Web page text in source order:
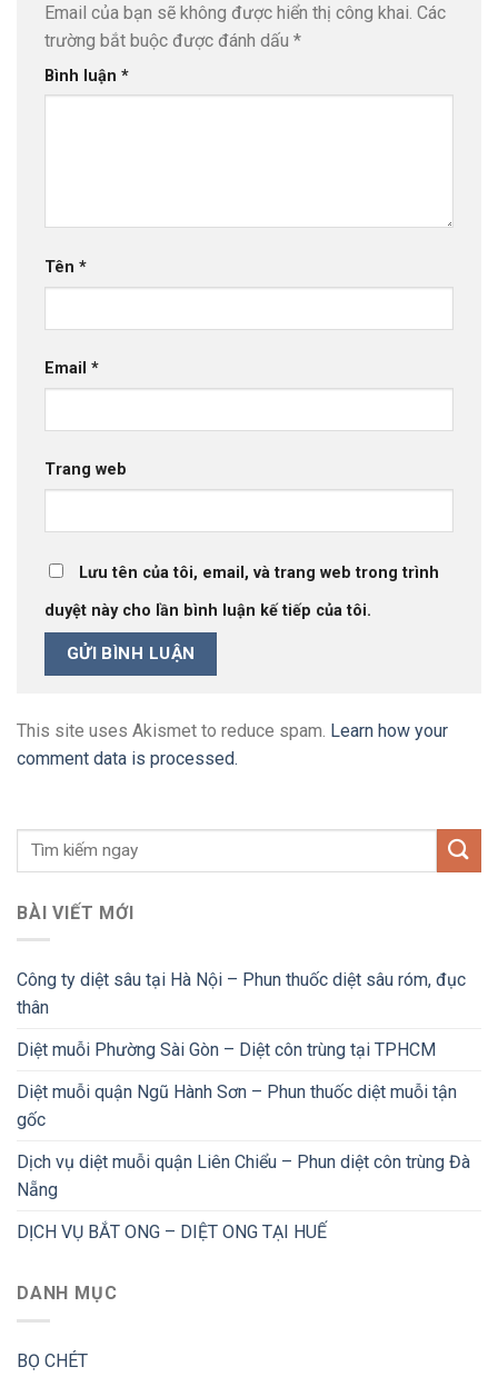
Email của bạn sẽ không được hiển thị công khai. Các
trường bắt buộc được đánh dấu *
Bình luận *
Tên *
Email *
Trang web
Lưu tên của tôi, email, và trang web trong trình
duyệt này cho lần bình luận kế tiếp của tôi.
This site uses Akismet to reduce spam. Learn how your
comment data is processed.
BÀI VIẾT MỚI
Công ty diệt sâu tại Hà Nội – Phun thuốc diệt sâu róm, đục
thân
Diệt muỗi Phường Sài Gòn – Diệt côn trùng tại TPHCM
Diệt muỗi quận Ngũ Hành Sơn – Phun thuốc diệt muỗi tận
gốc
Dịch vụ diệt muỗi quận Liên Chiểu – Phun diệt côn trùng Đà
Nẵng
DỊCH VỤ BẮT ONG – DIỆT ONG TẠI HUẾ
DANH MỤC
BỌ CHÉT